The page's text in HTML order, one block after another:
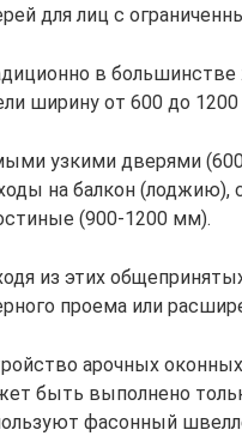
для лиц с
в
ширину от 600 до
узкими дверями
на балкон
(900-1200 мм).
из этих
проема или
арочных
быть выполнено
фасонный